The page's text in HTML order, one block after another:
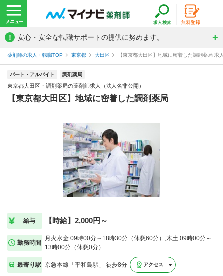
! 安心・安全な転職サポートの提供に努めます。
薬剤師の求人・転職TOP 東京都 大田区 【東京都大田区】地域に密着した調剤薬局
パート・アルバイト 調剤薬局
東京都大田区・調剤薬局の薬剤師求人（法人名非公開）
【東京都大田区】地域に密着した調剤薬局
給与 【時給】2,000円～
勤務時間
月火水金:09時00分～18時30分（休憩60分）,木土:09時00分～
13時00分（休憩0分）
最寄り駅 京急本線「平和島駅」 徒歩8分 アクセス